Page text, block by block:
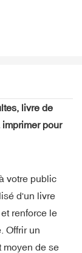
livre de
pour
votre public
d'un livre
renforce le
Offrir un
moyen de se